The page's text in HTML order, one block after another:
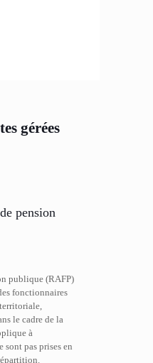
gérées
pension
publique (RAFP)
fonctionnaires
le cadre de la
à
sont pas prises en